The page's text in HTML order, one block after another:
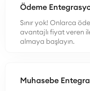
Ödeme
Sınır yok! Onlarca
avantajlı fiyat veren
almaya başlayın.
Muhasebe